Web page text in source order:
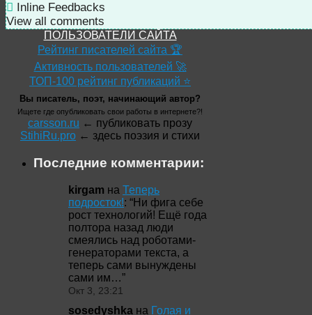
Inline Feedbacks
View all comments
ПОЛЬЗОВАТЕЛИ САЙТА
Рейтинг писателей сайта 🏆
Активность пользователей 🚀
ТОП-100 рейтинг публикаций ⭐
Вы писатель, поэт, начинающий автор?
Ищете где опубликовать свои работы в интернете?!
carsson.ru ← публиковать прозу
StihiRu.pro ← здесь поэзия и стихи
Последние комментарии:
kirgam на Теперь
подросток!: “Ни фига себе
рост технологий! Ещё года
полтора назад люди
смеялись над роботами-
генераторами текста, а
теперь сами вынуждены
сами им…”
Окт 3, 23:21
sosedyshka на Голая и